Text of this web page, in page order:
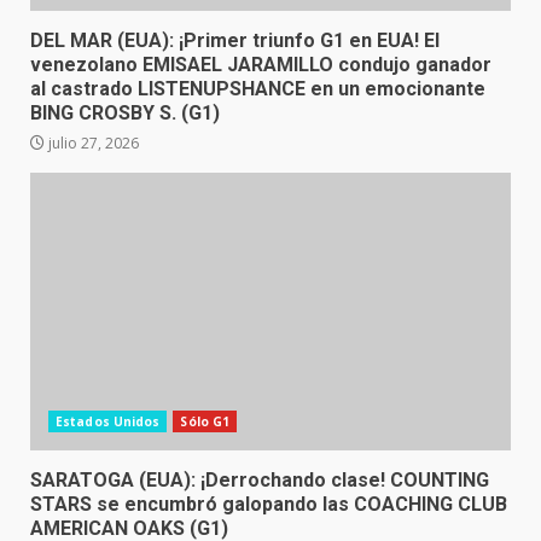
DEL MAR (EUA): ¡Primer triunfo G1 en EUA! El
venezolano EMISAEL JARAMILLO condujo ganador
al castrado LISTENUPSHANCE en un emocionante
BING CROSBY S. (G1)
julio 27, 2026
Estados Unidos Sólo G1
SARATOGA (EUA): ¡Derrochando clase! COUNTING
STARS se encumbró galopando las COACHING CLUB
AMERICAN OAKS (G1)